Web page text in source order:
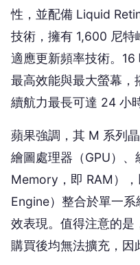
性，並配備 Liquid
技術，擁有 1,600 尼
適應更新頻率技術。
最高效能與最大螢幕，
續航力最長可達 24 小時
蘋果強調，其 M 系列
繪圖處理器（GPU）
Memory，即 RAM）
Engine）整合於單一
效表現。值得注意的
購買後均無法擴充，因